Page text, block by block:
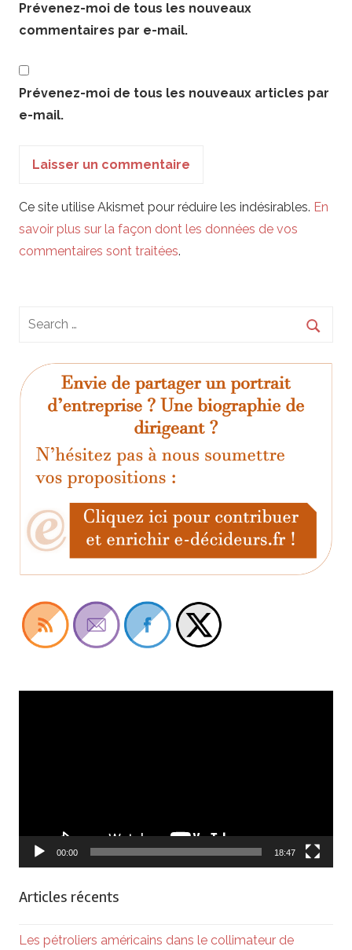
Prévenez-moi de tous les nouveaux
commentaires par e-mail.
Prévenez-moi de tous les nouveaux articles par
e-mail.
Ce site utilise Akismet pour réduire les indésirables. En
savoir plus sur la façon dont les données de vos
commentaires sont traitées.
00:00 18:47
Articles récents
Les pétroliers américains dans le collimateur de